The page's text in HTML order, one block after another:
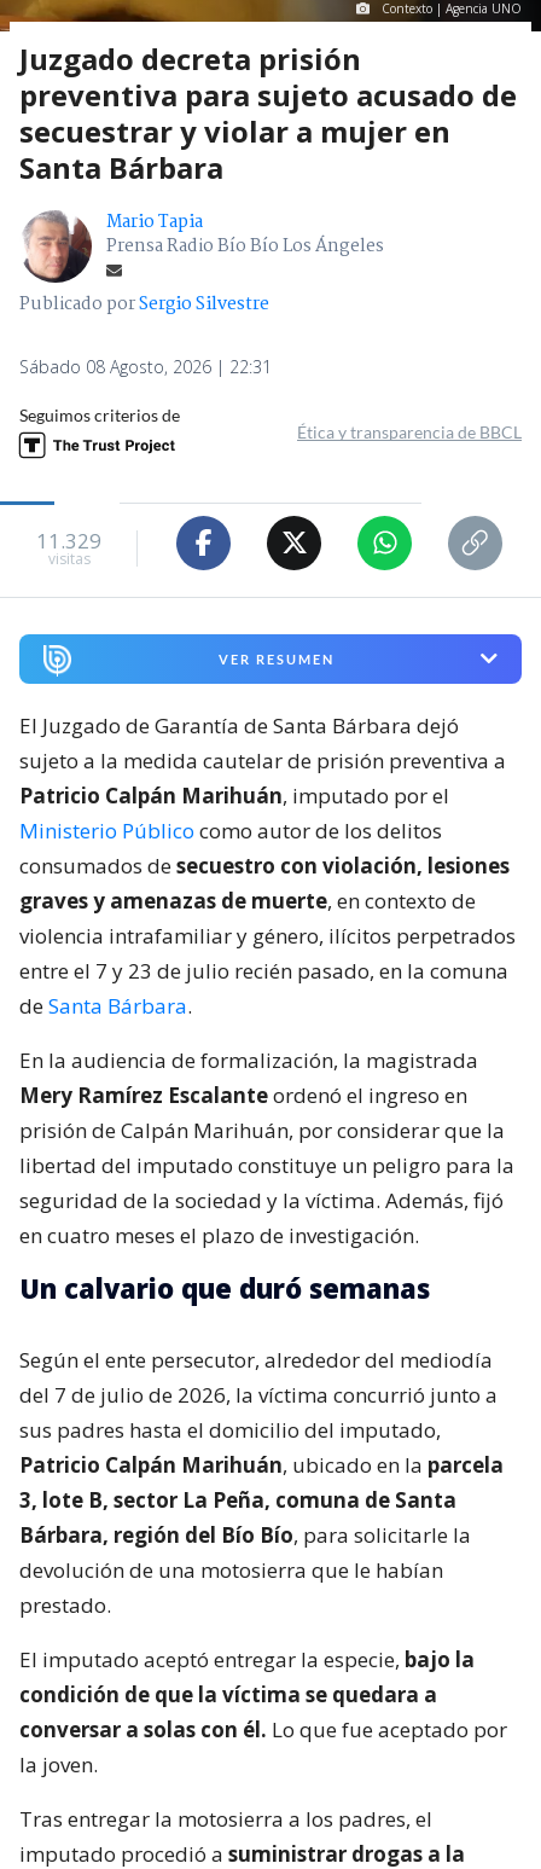
Contexto | Agencia UNO
Juzgado decreta prisión
preventiva para sujeto acusado de
secuestrar y violar a mujer en
Santa Bárbara
Mario Tapia
Prensa Radio Bío Bío Los Ángeles
Publicado porSergio Silvestre
Sábado 08 Agosto, 2026 | 22:31
Seguimos criterios de
Ética y transparencia de BBCL
11.329
visitas
VER RESUMEN
El Juzgado de Garantía de Santa Bárbara dejó
sujeto a la medida cautelar de prisión preventiva a
Patricio Calpán Marihuán, imputado por el
Ministerio Público como autor de los delitos
consumados desecuestro con violación, lesiones
graves y amenazas de muerte, en contexto de
violencia intrafamiliar y género, ilícitos perpetrados
entre el 7 y 23 de julio recién pasado, en la comuna
deSanta Bárbara.
En la audiencia de formalización, la magistrada
Mery Ramírez Escalanteordenó el ingreso en
prisión de Calpán Marihuán, por considerar que la
libertad del imputado constituye un peligro para la
seguridad de la sociedad y la víctima. Además, fijó
en cuatro meses el plazo de investigación.
Un calvario que duró semanas
Según el ente persecutor, alrededor del mediodía
del 7 de julio de 2026, la víctima concurrió junto a
sus padres hasta el domicilio del imputado,
Patricio Calpán Marihuán, ubicado en la parcela
3, lote B, sector La Peña, comuna de Santa
Bárbara, región del Bío Bío, para solicitarle la
devolución de una motosierra que le habían
prestado.
El imputado aceptó entregar la especie, bajo la
condición de que la víctima se quedara a
conversar a solas con él. Lo que fue aceptado por
la joven.
Tras entregar la motosierra a los padres, el
imputado procedió a suministrar drogas a la